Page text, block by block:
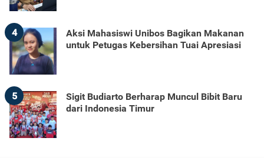
4
Aksi Mahasiswi Unibos Bagikan Makanan
untuk Petugas Kebersihan Tuai Apresiasi
5
Sigit Budiarto Berharap Muncul Bibit Baru
dari Indonesia Timur